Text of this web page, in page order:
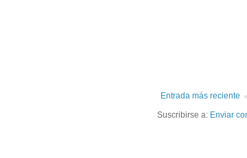
Entrada más reciente
Suscribirse a: Enviar